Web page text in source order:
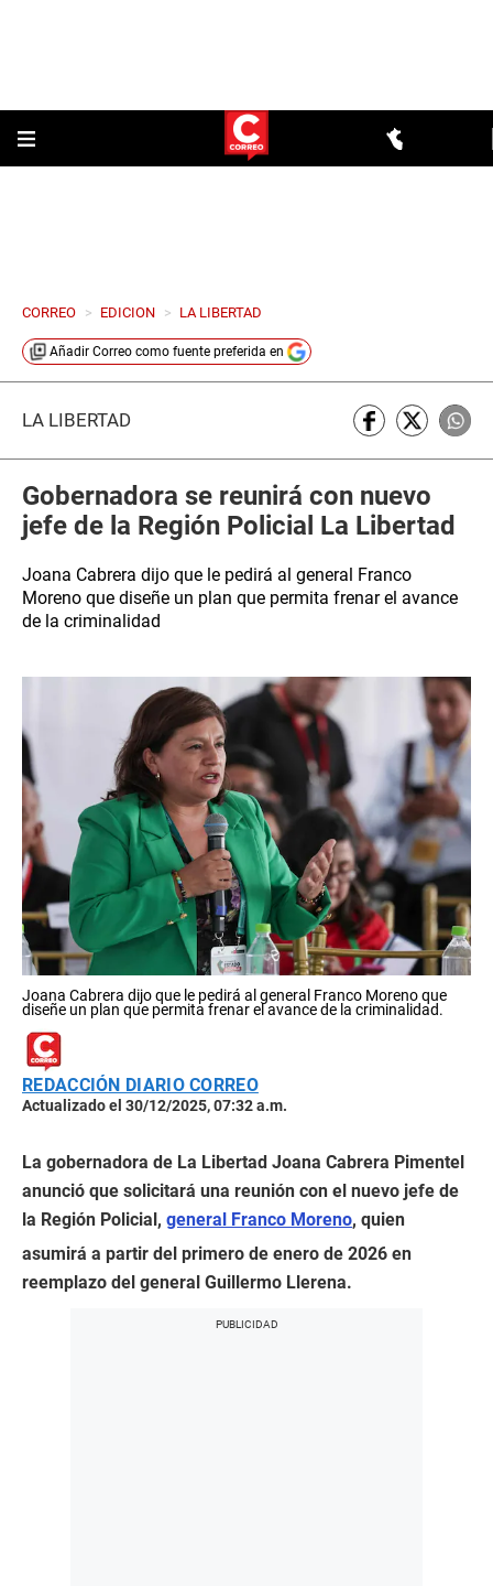
CORREO > EDICION > LA LIBERTAD
Añadir Correo como fuente preferida en
LA LIBERTAD
Gobernadora se reunirá con nuevo
jefe de la Región Policial La Libertad
Joana Cabrera dijo que le pedirá al general Franco
Moreno que diseñe un plan que permita frenar el avance
de la criminalidad
Joana Cabrera dijo que le pedirá al general Franco Moreno que
diseñe un plan que permita frenar el avance de la criminalidad.
REDACCIÓN DIARIO CORREO
Actualizado el 30/12/2025, 07:32 a.m.
La gobernadora de La Libertad Joana Cabrera Pimentel
anunció que solicitará una reunión con el nuevo jefe de
la Región Policial, general Franco Moreno, quien
asumirá a partir del primero de enero de 2026 en
reemplazo del general Guillermo Llerena.